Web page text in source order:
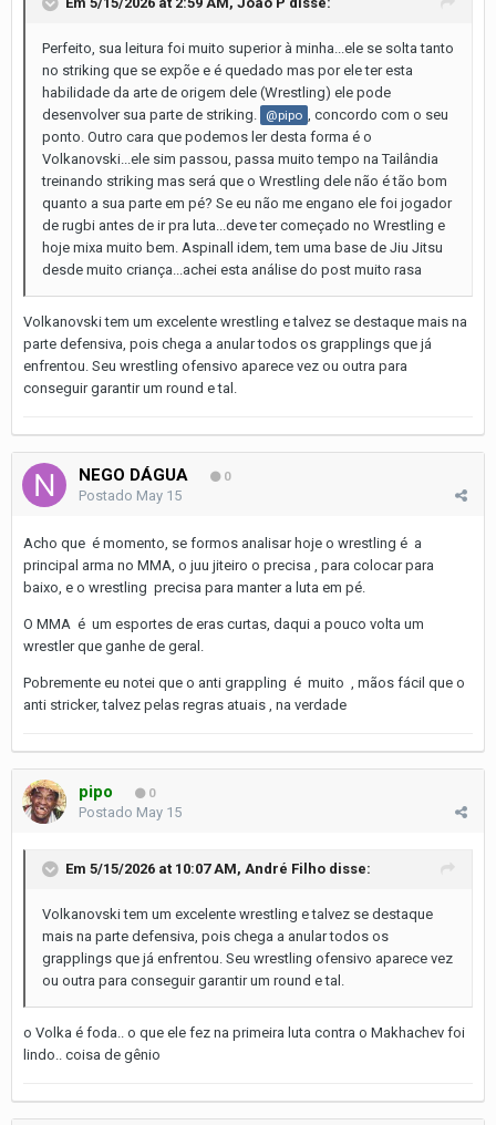
Perfeito, sua leitura foi muito superior à minha...ele se solta tanto
no striking que se expõe e é quedado mas por ele ter esta
habilidade da arte de origem dele (Wrestling) ele pode
desenvolver sua parte de striking.
@pipo
, concordo com o seu
ponto. Outro cara que podemos ler desta forma é o
Volkanovski...ele sim passou, passa muito tempo na Tailândia
treinando striking mas será que o Wrestling dele não é tão bom
quanto a sua parte em pé? Se eu não me engano ele foi jogador
de rugbi antes de ir pra luta...deve ter começado no Wrestling e
hoje mixa muito bem. Aspinall idem, tem uma base de Jiu Jitsu
desde muito criança...achei esta análise do post muito rasa
Volkanovski tem um excelente wrestling e talvez se destaque mais na
parte defensiva, pois chega a anular todos os grapplings que já
enfrentou. Seu wrestling ofensivo aparece vez ou outra para
conseguir garantir um round e tal.
NEGO DÁGUA 0
Postado May 15
Acho que é momento, se formos analisar hoje o wrestling é a
principal arma no MMA, o juu jiteiro o precisa , para colocar para
baixo, e o wrestling precisa para manter a luta em pé.
O MMA é um esportes de eras curtas, daqui a pouco volta um
wrestler que ganhe de geral.
Pobremente eu notei que o anti grappling é muito , mãos fácil que o
anti stricker, talvez pelas regras atuais , na verdade
pipo 0
Postado May 15
Em 5/15/2026 at 10:07 AM, André Filho disse:
Volkanovski tem um excelente wrestling e talvez se destaque
mais na parte defensiva, pois chega a anular todos os
grapplings que já enfrentou. Seu wrestling ofensivo aparece vez
ou outra para conseguir garantir um round e tal.
o Volka é foda.. o que ele fez na primeira luta contra o Makhachev foi
lindo.. coisa de gênio